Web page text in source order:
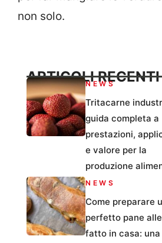
non solo.
ARTICOLI RECENTI
NEWS
Tritacarne
guida completa a
prestazioni,
e valore per la
produzione
NEWS
Come preparare
perfetto pane
fatto in casa: una